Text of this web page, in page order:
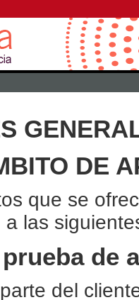
DE
que se
las
de
del